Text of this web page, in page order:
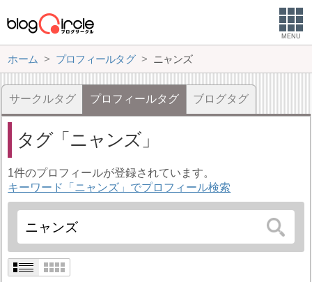
MENU
ホーム プロフィールタグ ニャンズ
サークルタグ プロフィールタグ ブログタグ
タグ ニャンズ
1件のプロフィールが登録されています。
キーワード「ニャンズ」でプロフィール検索